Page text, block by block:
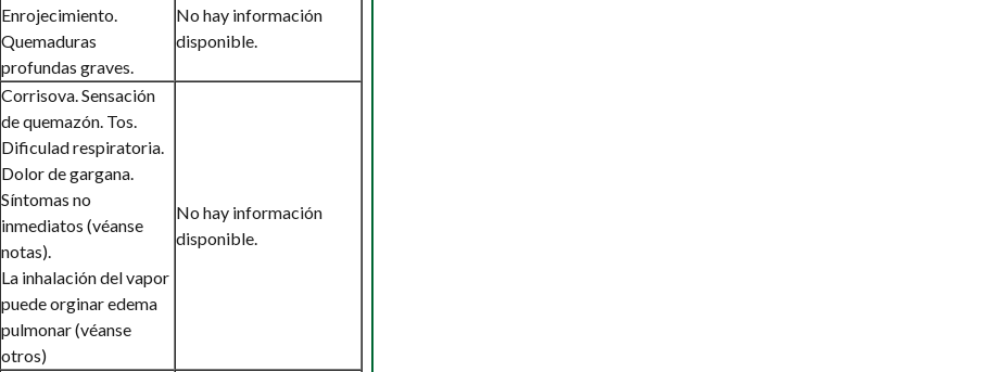
Enrojecimiento.
Quemaduras
profundas graves.
No hay información
disponible.
Corrisova. Sensación
de quemazón. Tos.
Dificulad respiratoria.
Dolor de gargana.
Síntomas no
inmediatos (véanse
notas).
La inhalación del vapor
puede orginar edema
pulmonar (véanse
otros)
No hay información
disponible.